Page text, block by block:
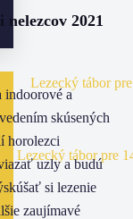
2021
indoorové a
skúsených
horolezci
uzly a budú
si lezenie
zaujímavé